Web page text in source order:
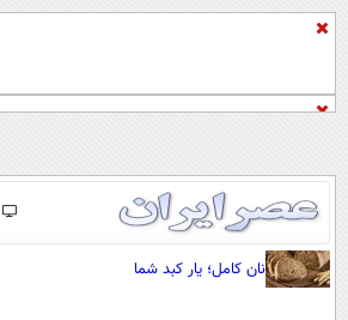
نان کامل؛ یار کبد شما